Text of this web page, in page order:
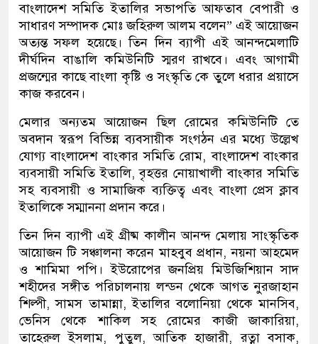
বাংলাদেশ সমিতি ইতালির সভাপতি আফতাব বেপারী ও
সাধারণ সম্পাদক মোঃ জহিরুল আলম বলেন” এই আয়োজন
অত্যন্ত সফল হয়েছে। তিন দিন ব্যাপী এই আনন্দমেলাটি
দীর্ঘদিন বাঙালি কমিউনিটি স্মরণ রাখবে। এবং আগামী
প্রজন্মের কাছে বাংলা কৃষ্টি ও সংস্কৃতি কে তুলে ধরার প্রয়াসে
কাজ করবেন।
মেলার অন্যতম আয়োজন ছিল রোমের কমিউনিটি তে
অবদান স্বরূপ বিভিন্ন ব্যবসায়ীক সংগঠন এর মধ্যে উল্লেখ
যোগ্য বাংলাদেশ বাংকার সমিতি রোম, বাংলাদেশ বাংকার
ব্যবসায়ী সমিতি ইতালি, বৃহত্তর নোয়াখালী বাংকার সমিতি
সহ ব্যবসায়ী ও সামাজিক ব্যক্তিত্ব এবং বাংলা প্রেস ক্লাব
ইতালিকে সম্মাননা প্রদান করে।
তিন দিন ব্যাপী এই গ্রীষ্ম কালীন আনন্দ মেলায় সাংস্কৃতিক
আয়োজন টি সঞ্চালনা করেন মাহবুব প্রধান, নয়না আহমেদ
ও শামিমা পপি। ইউরোপের জনপ্রিয় মিউজিশিয়ান সাদ
শহীদের সঙ্গীত পরিচালনায় লন্ডন থেকে আগত নুরজাহান
শিল্পী, সামস তামান্না, ইতালির বলোনিয়া থেকে মানসিব,
ভেনিস থেকে শাকিল সহ রোমের কাজী জাকারিয়া,
তাহেরুল ইসলাম, পুতুল, আতিক হাজারী, রত্না বসাক,